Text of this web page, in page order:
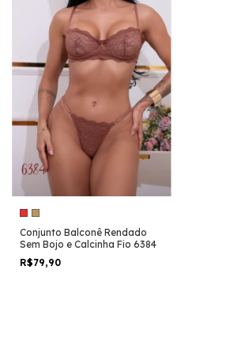
Conjunto Balconê Rendado
Sem Bojo e Calcinha Fio 6384
R$79,90